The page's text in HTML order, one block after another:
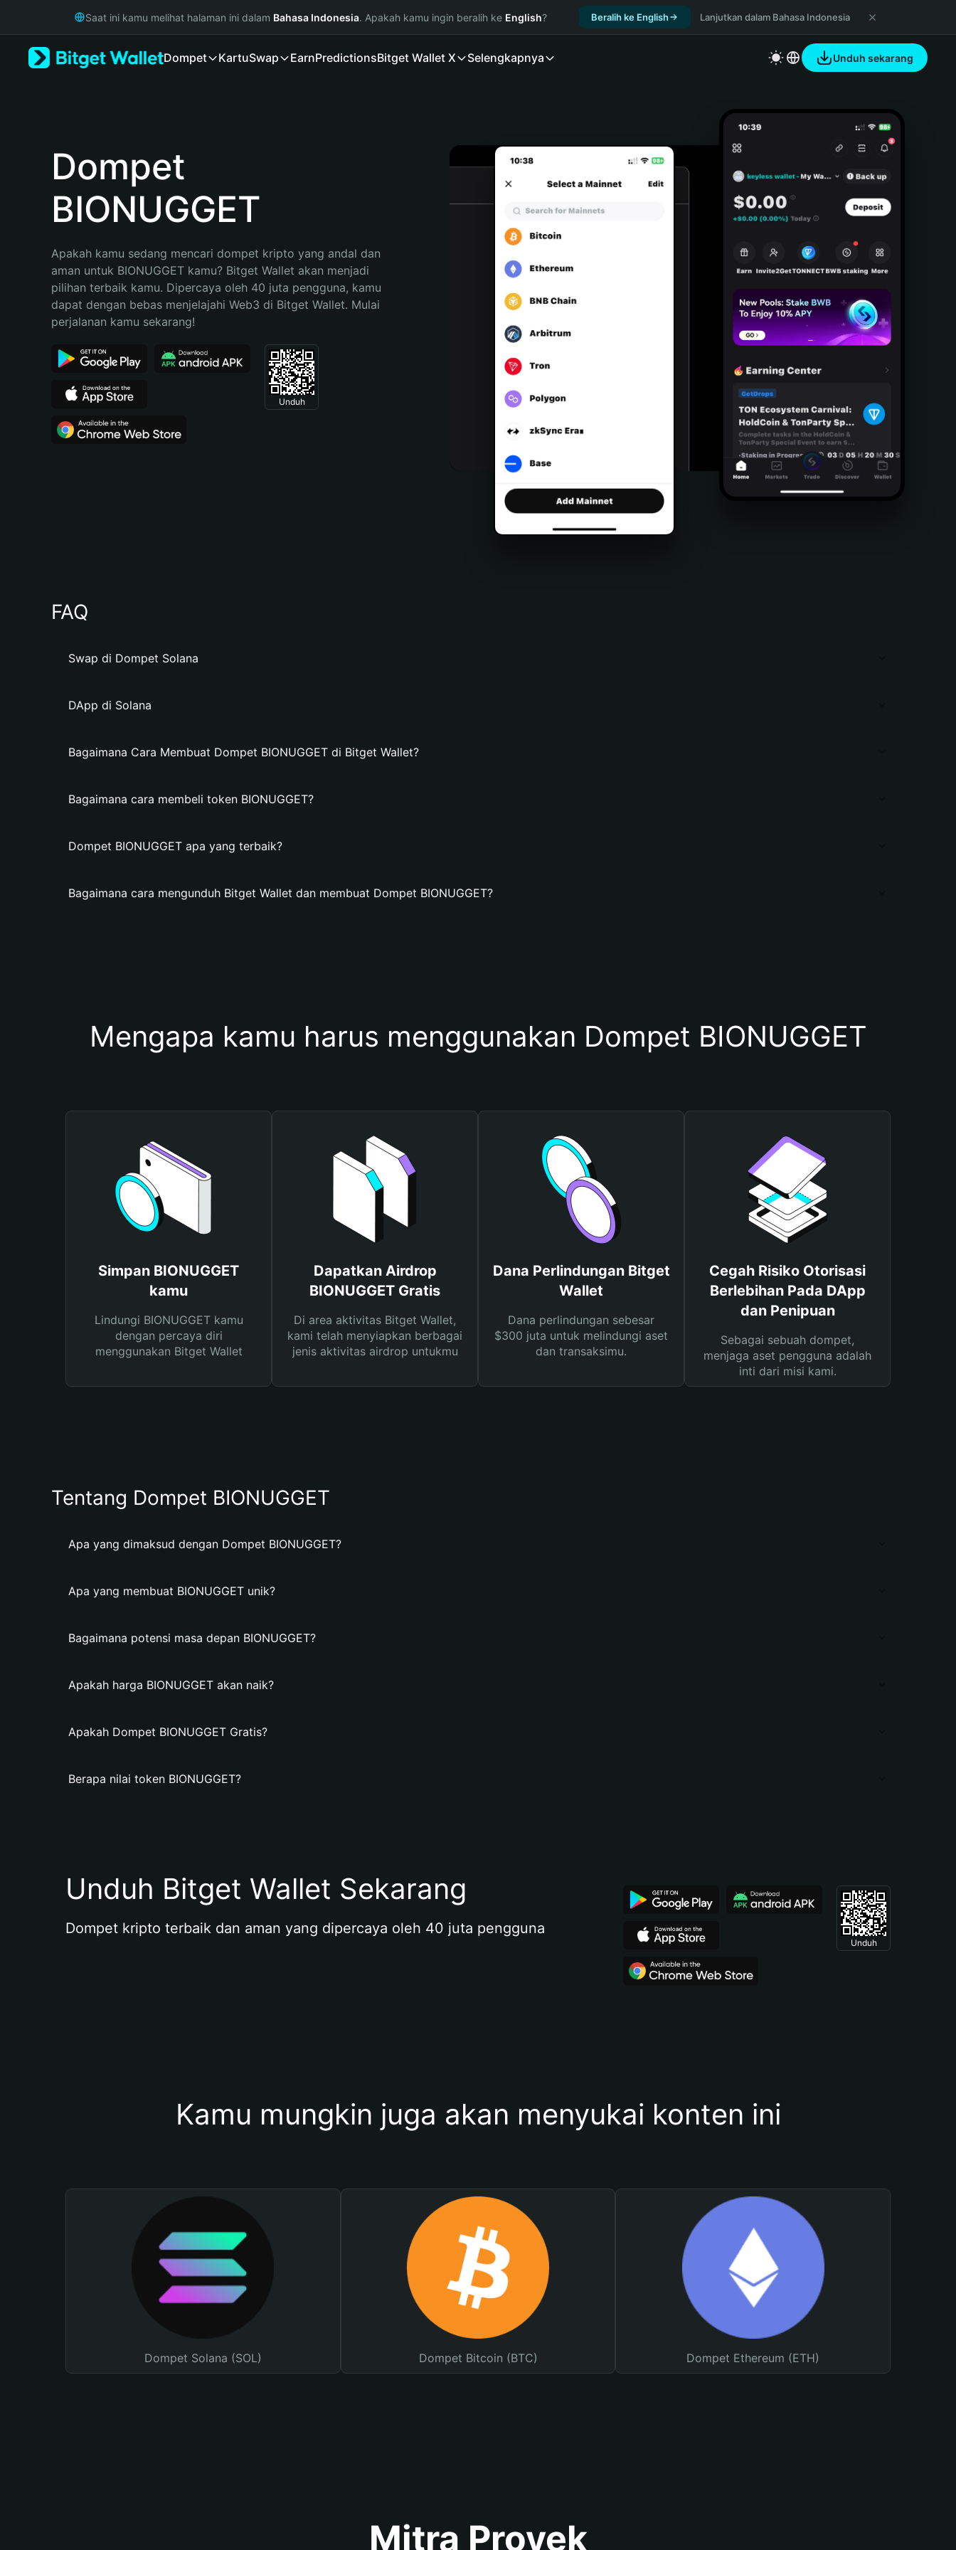
Русский
Português (Portugal)
Bahasa Indonesia
Português (Brasil)
Español (Argentina)
Saat ini kamu melihat halaman ini dalam Bahasa Indonesia. Apakah kamu ingin beralih ke English? Beralih ke English Lanjutkan dalam Bahasa Indonesia
Dompet KartuSwap EarnPredictionsBitget Wallet X Selengkapnya Unduh sekarang
Dompet
BIONUGGET
Apakah kamu sedang mencari dompet kripto yang andal dan
aman untuk BIONUGGET kamu? Bitget Wallet akan menjadi
pilihan terbaik kamu. Dipercaya oleh 40 juta pengguna, kamu
dapat dengan bebas menjelajahi Web3 di Bitget Wallet. Mulai
perjalanan kamu sekarang!
Unduh
FAQ
Swap di Dompet Solana
DApp di Solana
Bagaimana Cara Membuat Dompet BIONUGGET di Bitget Wallet?
Bagaimana cara membeli token BIONUGGET?
Dompet BIONUGGET apa yang terbaik?
Bagaimana cara mengunduh Bitget Wallet dan membuat Dompet BIONUGGET?
Mengapa kamu harus menggunakan Dompet BIONUGGET
Simpan BIONUGGET
kamu
Lindungi BIONUGGET kamu
dengan percaya diri
menggunakan Bitget Wallet
Dapatkan Airdrop
BIONUGGET Gratis
Di area aktivitas Bitget Wallet,
kami telah menyiapkan berbagai
jenis aktivitas airdrop untukmu
Dana Perlindungan Bitget
Wallet
Dana perlindungan sebesar
$300 juta untuk melindungi aset
dan transaksimu.
Cegah Risiko Otorisasi
Berlebihan Pada DApp
dan Penipuan
Sebagai sebuah dompet,
menjaga aset pengguna adalah
inti dari misi kami.
Tentang Dompet BIONUGGET
Apa yang dimaksud dengan Dompet BIONUGGET?
Apa yang membuat BIONUGGET unik?
Bagaimana potensi masa depan BIONUGGET?
Apakah harga BIONUGGET akan naik?
Apakah Dompet BIONUGGET Gratis?
Berapa nilai token BIONUGGET?
Unduh Bitget Wallet Sekarang
Dompet kripto terbaik dan aman yang dipercaya oleh 40 juta pengguna
Unduh
Kamu mungkin juga akan menyukai konten ini
Dompet Solana (SOL) Dompet Bitcoin (BTC) Dompet Ethereum (ETH)
Mitra Proyek